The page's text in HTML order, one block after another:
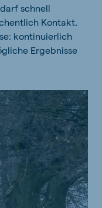
schnell
Kontakt.
kontinuierlich
Ergebnisse